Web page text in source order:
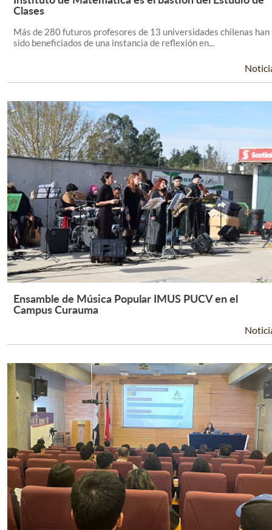
Leer Más +
Clases
Más de 280 futuros profesores de 13 universidades chilenas han
sido beneficiados de una instancia de reflexión en...
Leer Más +
Ensamble de Música Popular IMUS PUCV en el
Campus Curauma